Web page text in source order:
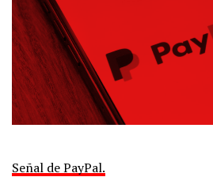
Señal de PayPal.